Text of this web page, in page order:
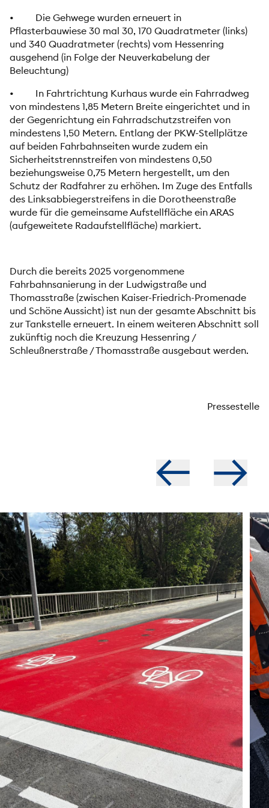
• Die Gehwege wurden erneuert in
Pflasterbauwiese 30 mal 30, 170 Quadratmeter (links)
und 340 Quadratmeter (rechts) vom Hessenring
ausgehend (in Folge der Neuverkabelung der
Beleuchtung)
• In Fahrtrichtung Kurhaus wurde ein Fahrradweg
von mindestens 1,85 Metern Breite eingerichtet und in
der Gegenrichtung ein Fahrradschutzstreifen von
mindestens 1,50 Metern. Entlang der PKW-Stellplätze
auf beiden Fahrbahnseiten wurde zudem ein
Sicherheitstrennstreifen von mindestens 0,50
beziehungsweise 0,75 Metern hergestellt, um den
Schutz der Radfahrer zu erhöhen. Im Zuge des Entfalls
des Linksabbiegerstreifens in die Dorotheenstraße
wurde für die gemeinsame Aufstellfläche ein ARAS
(aufgeweitete Radaufstellfläche) markiert.
Durch die bereits 2025 vorgenommene
Fahrbahnsanierung in der Ludwigstraße und
Thomasstraße (zwischen Kaiser-Friedrich-Promenade
und Schöne Aussicht) ist nun der gesamte Abschnitt bis
zur Tankstelle erneuert. In einem weiteren Abschnitt soll
zukünftig noch die Kreuzung Hessenring /
Schleußnerstraße / Thomasstraße ausgebaut werden.
Pressestelle